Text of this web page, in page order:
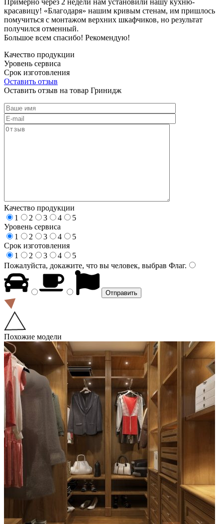
красавицу! «Благодаря» нашим кривым стенам, им пришлось
помучиться с монтажом верхних шкафчиков, но результат
получился отменный.
Большое всем спасибо! Рекомендую!
Качество продукции
Уровень сервиса
Срок изготовления
Оставить отзыв
Оставить отзыв на товар Гринидж
Качество продукции
1
2 3 4
5
Уровень сервиса
1
2 3 4
5
Срок изготовления
1
2 3 4
5
Пожалуйста, докажите, что вы человек, выбрав Флаг.
Похожие модели